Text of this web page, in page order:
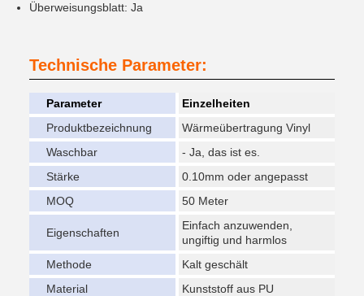
Überweisungsblatt: Ja
Technische Parameter:
Parameter
Einzelheiten
Produktbezeichnung
Wärmeübertragung Vinyl
Waschbar
- Ja, das ist es.
Stärke
0.10mm oder angepasst
MOQ
50 Meter
Eigenschaften
Einfach anzuwenden,
ungiftig und harmlos
Methode
Kalt geschält
Material
Kunststoff aus PU